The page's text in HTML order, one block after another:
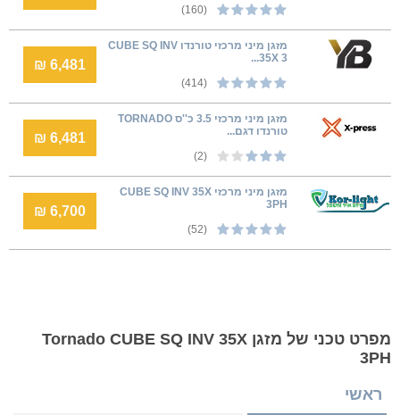
(160)
מזגן מיני מרכזי טורנדו CUBE SQ INV
35X 3...
(414)
6,481 ₪
מזגן מיני מרכזי 3.5 כ''ס TORNADO
טורנדו דגם...
(2)
6,481 ₪
מזגן מיני מרכזי CUBE SQ INV 35X
3PH
(52)
6,700 ₪
מפרט טכני של מזגן Tornado CUBE SQ INV 35X
3PH
ראשי